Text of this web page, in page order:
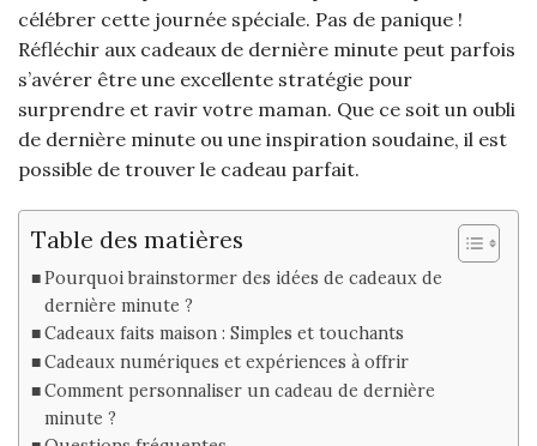
célébrer cette journée spéciale. Pas de panique !
Réfléchir aux cadeaux de dernière minute peut parfois
s’avérer être une excellente stratégie pour
surprendre et ravir votre maman. Que ce soit un oubli
de dernière minute ou une inspiration soudaine, il est
possible de trouver le cadeau parfait.
Table des matières
Pourquoi brainstormer des idées de cadeaux de
dernière minute ?
Cadeaux faits maison : Simples et touchants
Cadeaux numériques et expériences à offrir
Comment personnaliser un cadeau de dernière
minute ?